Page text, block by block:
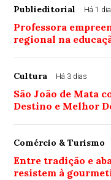
Publieditorial Há 1 dia
Professora
regional na
Cultura Há 3 dias
São João de Mata
Destino e Melhor
Comércio & Turismo
Entre tradição e
resistem à